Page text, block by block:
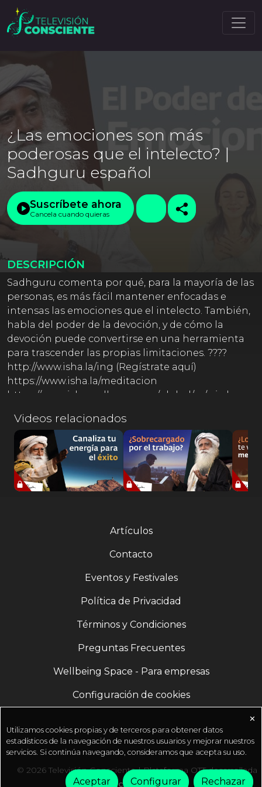
¿Las emociones son más
poderosas que el intelecto? |
Sadhguru español
Suscríbete ahora
Cancela cuando quieras
DESCRIPCIÓN
Sadhguru comenta por qué, para la mayoría de las
personas, es más fácil mantener enfocadas e
intensas las emociones que el intelecto. También,
habla del poder de la devoción, y de cómo la
devoción puede convertirse en una herramienta
para trascender las propias limitaciones. ????
http://www.isha.la/ing (Regístrate aquí)
https://www.isha.la/meditacion
https://www.isha.sadhguru.org/global/es/wisdom
en Español Somos voluntarios tratando de
traducir las palabras de Sadhguru de la mejor
forma posible de acuerdo a nuestro
entendimiento. Agradecemos tu comprensión si
la traducción contiene errores, ya que es un gran
reto traducir la sabiduría hablada de un místico,
Videos relacionados
Artículos
Contacto
Eventos y Festivales
Política de Privacidad
Términos y Condiciones
Preguntas Frecuentes
Wellbeing Space - Para empresas
Configuración de cookies
© 2026 Televisión Consciente | Plataforma OTT desarrollada
porFractal Media
✕
Utilizamos cookies propias y de terceros para obtener datos
estadísticos de la navegación de nuestros usuarios y mejorar nuestros
servicios. Si continúa navegando, consideramos que acepta su uso.
Aceptar Configurar Rechazar